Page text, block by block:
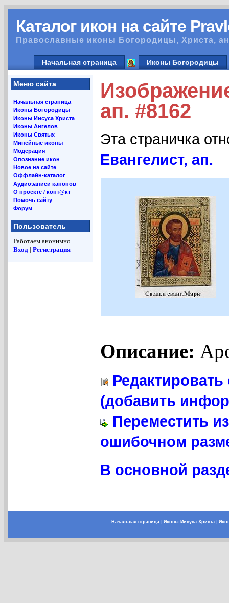
Каталог икон на сайте
Православные иконы Богородицы, Христа,
Начальная страница Иконы Богородицы
Меню сайта
Начальная страница
Иконы Богородицы
Иконы Иисуса Христа
Иконы Ангелов
Иконы Святых
Минейные иконы
Модерация
Опознание икон
Новое на сайте
Оффлайн-каталог
Аудиозаписи канонов
О проекте / конт@кт
Помочь сайту
Форум
Пользователь
Работаем анонимно.
Вход | Регистрация
ап. #8162
Эта страничка
Евангелист, ап.
Описание:
(добавить
Переместить
ошибочном
В основной
Начальная страница| Иконы Иисуса Христа|